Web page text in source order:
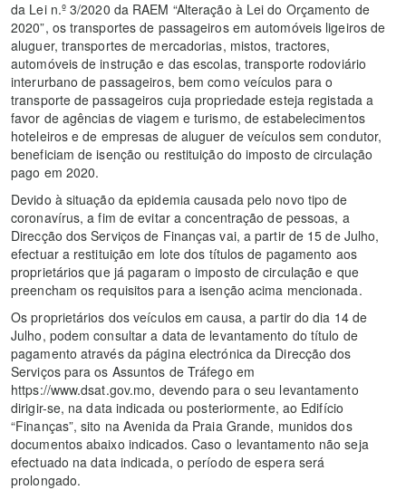
da Lei n.º 3/2020 da RAEM “Alteração à Lei do Orçamento de
2020”, os transportes de passageiros em automóveis ligeiros de
aluguer, transportes de mercadorias, mistos, tractores,
automóveis de instrução e das escolas, transporte rodoviário
interurbano de passageiros, bem como veículos para o
transporte de passageiros cuja propriedade esteja registada a
favor de agências de viagem e turismo, de estabelecimentos
hoteleiros e de empresas de aluguer de veículos sem condutor,
beneficiam de isenção ou restituição do imposto de circulação
pago em 2020.
Devido à situação da epidemia causada pelo novo tipo de
coronavírus, a fim de evitar a concentração de pessoas, a
Direcção dos Serviços de Finanças vai, a partir de 15 de Julho,
efectuar a restituição em lote dos títulos de pagamento aos
proprietários que já pagaram o imposto de circulação e que
preencham os requisitos para a isenção acima mencionada.
Os proprietários dos veículos em causa, a partir do dia 14 de
Julho, podem consultar a data de levantamento do título de
pagamento através da página electrónica da Direcção dos
Serviços para os Assuntos de Tráfego em
https://www.dsat.gov.mo, devendo para o seu levantamento
dirigir-se, na data indicada ou posteriormente, ao Edifício
“Finanças”, sito na Avenida da Praia Grande, munidos dos
documentos abaixo indicados. Caso o levantamento não seja
efectuado na data indicada, o período de espera será
prolongado.